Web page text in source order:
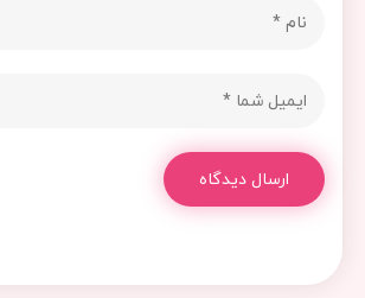
ارسال دیدگاه